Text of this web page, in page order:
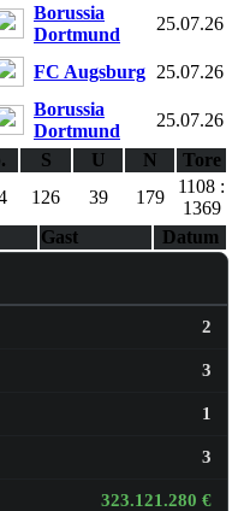
Borussia
Dortmund
25.07.26
FC Augsburg 25.07.26
Borussia
Dortmund
25.07.26
S U N
Tore
126 39 179
1108 :
1369
Gast Datum
2
3
1
3
323.121.280 €